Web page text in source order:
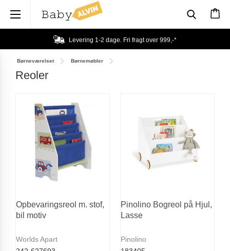
Levering 1-2 dage. Fri fragt over 999,-*
Børneværelset Børnemøbler
Reoler
Opbevaringsreol m. stof,
bil motiv
Worlds Apart
Pinolino Bogreol på Hjul,
Lasse
Pinolino